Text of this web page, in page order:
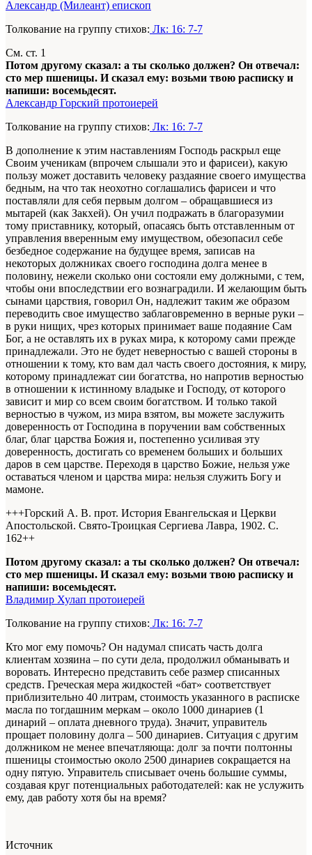
Александр (Милеант) епископ
Толкование на группу стихов: Лк: 16: 7-7
См. ст. 1
Потом другому сказал: а ты сколько должен? Он отвечал:
сто мер пшеницы. И сказал ему: возьми твою расписку и
напиши: восемьдесят.
Александр Горский протоиерей
Толкование на группу стихов: Лк: 16: 7-7
В дополнение к этим наставлениям Господь раскрыл еще
Своим ученикам (впрочем слышали это и фарисеи), какую
пользу может доставить человеку раздаяние своего имущества
бедным, на что так неохотно соглашались фарисеи и что
поставляли для себя первым долгом – обращавшиеся из
мытарей (как Закхей). Он учил подражать в благоразумии
тому приставнику, который, опасаясь быть отставленным от
управления вверенным ему имуществом, обезопасил себе
безбедное содержание на будущее время, записав на
некоторых должниках своего господина долга менее в
половину, нежели сколько они состояли ему должными, с тем,
чтобы они впоследствии его вознаградили. И желающим быть
сынами царствия, говорил Он, надлежит таким же образом
переводить свое имущество заблаговременно в верные руки –
в руки нищих, чрез которых принимает ваше подаяние Сам
Бог, а не оставлять их в руках мира, к которому сами прежде
принадлежали. Это не будет неверностью с вашей стороны в
отношении к тому, кто вам дал часть своего достояния, к миру,
которому принадлежат сии богатства, но напротив верностью
в отношении к истинному владыке и Господу, от которого
зависит и мир со всем своим богатством. И только такой
верностью в чужом, из мира взятом, вы можете заслужить
доверенность от Господина в поручении вам собственных
благ, благ царства Божия и, постепенно усиливая эту
доверенность, достигать со временем больших и больших
даров в сем царстве. Переходя в царство Божие, нельзя уже
оставаться членом и царства мира: нельзя служить Богу и
мамоне.
+++Горский А. В. прот. История Евангельская и Церкви
Апостольской. Свято-Троицкая Сергиева Лавра, 1902. С.
162++
Потом другому сказал: а ты сколько должен? Он отвечал:
сто мер пшеницы. И сказал ему: возьми твою расписку и
напиши: восемьдесят.
Владимир Хулап протоиерей
Толкование на группу стихов: Лк: 16: 7-7
Кто мог ему помочь? Он надумал списать часть долга
клиентам хозяина – по сути дела, продолжил обманывать и
воровать. Интересно представить себе размер списанных
средств. Греческая мера жидкостей «бат» соответствует
приблизительно 40 литрам, стоимость указанного в расписке
масла по тогдашним меркам – около 1000 динариев (1
динарий – оплата дневного труда). Значит, управитель
прощает половину долга – 500 динариев. Ситуация с другим
должником не менее впечатляюща: долг за почти полтонны
пшеницы стоимостью около 2500 динариев сокращается на
одну пятую. Управитель списывает очень большие суммы,
создавая круг потенциальных работодателей: как не услужить
ему, дав работу хотя бы на время?
Источник